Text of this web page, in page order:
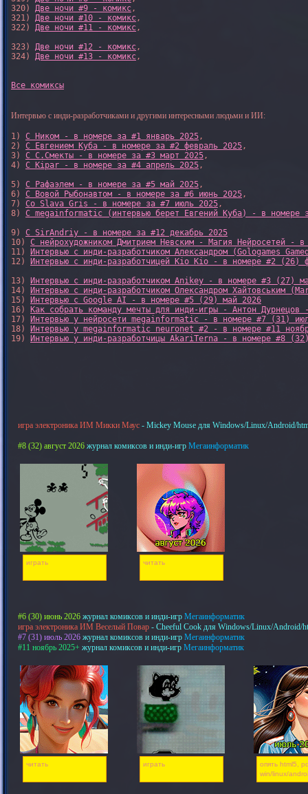
320) Две ночи #9 - комикс,
321) Две ночи #10 - комикс,
322) Две ночи #11 - комикс,
323) Две ночи #12 - комикс,
324) Две ночи #13 - комикс,
Все комиксы
Интервью с инди-разработчиками и другими интересными людьми и ИИ:
1) С Ником - в номере за #1 январь 2025,
2) С Евгением Куба - в номере за #2 февраль 2025,
3) С С.Смекты - в номере за #3 март 2025,
4) С Kipar - в номере за #4 апрель 2025,
5) С Рафаэлем - в номере за #5 май 2025,
6) С Вовой Рыбонавтом - в номере за #6 июнь 2025,
7) Со Slava Gris - в номере за #7 июль 2025,
8) С megainformatic (интервью берет Евгений Куба) - в номере
9) С SirAndriy - в номере за #12 декабрь 2025
10) С нейрохудожником Дмитрием Невским - Магия Нейросетей -
11)
Интервью с инди-разработчиком Александром (Gologames
12)
Интервью с инди-разработчицей Kio Kio - в номере #2 (26)
13)
Интервью с инди-разработчиком Anikey - в номере #3 (27)
14)
Интервью с инди-разработчиком Олександром Хайтовським
15)
Интервью с Google AI - в номере #5 (29) май 2026
16)
Как собрать команду мечты для инди-игры - Антон
17)
Интервью у нейросети megainformatic - в номере #7 (31)
18)
Интервью у megainformatic neuronet #2 - в номере #11
19)
Интервью у инди-разработчицы AkariTerna - в номере #8
игра электроника ИМ Микки Маус - Mickey Mouse для Windows/Linux/Android/
#8 (32) август 2026 журнал комиксов и инди-игр Мегаинформатик
играть читать
#6 (30) июнь 2026 журнал комиксов и инди-игр Мегаинформатик
игра электроника ИМ Веселый Повар - Cheeful Cook для Windows/Linux/Android/
#7 (31) июль 2026 журнал комиксов и инди-игр Мегаинформатик
#11 ноябрь 2025+ журнал комиксов и инди-игр Мегаинформатик
читать играть
опять html5,
win/linux/